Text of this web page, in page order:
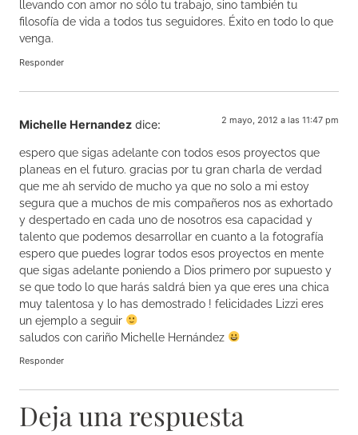
llevando con amor no sólo tu trabajo, sino también tu
filosofía de vida a todos tus seguidores. Éxito en todo lo que
venga.
Responder
Michelle Hernandez dice: 2 mayo, 2012 a las 11:47 pm
espero que sigas adelante con todos esos proyectos que
planeas en el futuro. gracias por tu gran charla de verdad
que me ah servido de mucho ya que no solo a mi estoy
segura que a muchos de mis compañeros nos as exhortado
y despertado en cada uno de nosotros esa capacidad y
talento que podemos desarrollar en cuanto a la fotografía
espero que puedes lograr todos esos proyectos en mente
que sigas adelante poniendo a Dios primero por supuesto y
se que todo lo que harás saldrá bien ya que eres una chica
muy talentosa y lo has demostrado ! felicidades Lizzi eres
un ejemplo a seguir
saludos con cariño Michelle Hernández
Responder
Deja una respuesta